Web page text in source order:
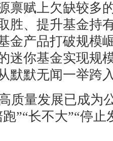
禀赋上欠缺较多
胜、提升基金持
金产品打破规模
迷你基金实现规
默默无闻一举跨
质量发展已成为
”“长不大”“停